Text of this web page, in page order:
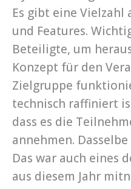
Es gibt eine Vielzahl
und Features.
Beteiligte, um
Konzept für den
Zielgruppe
technisch raffiniert
dass es die
annehmen.
Das war auch eines
aus diesem Jahr